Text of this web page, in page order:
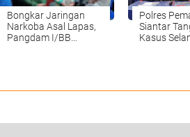
Bongkar Jaringan
Narkoba Asal Lapas,
Pangdam I/BB
Polres
Siantar
Kasus